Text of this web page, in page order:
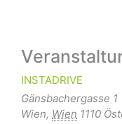
INSTADRIVE
Gänsbachergasse 1
Wien, Wien 1110